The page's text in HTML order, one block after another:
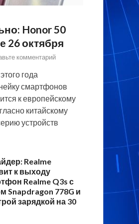
Honor 50
26 октября
комментарий
года
смартфонов
к европейскому
китайскому
устройств
Realme
к выходу
Realme Q3s с
Snapdragon 778G и
зарядкой на 30